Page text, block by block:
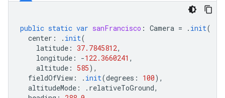
public static var sanFrancisco : Camera = . init(
center : . init(
latitude : 37.7845812,
longitude : -122.3660241 ,
altitude : 585),
fieldOfView : . init(degrees : 100),
altitudeMode : . relativeToGround,